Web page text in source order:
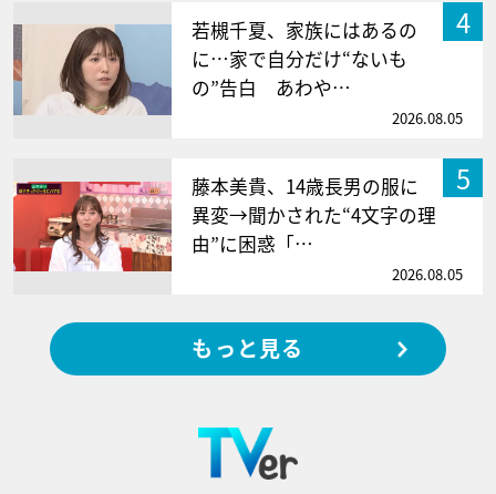
4
若槻千夏、家族にはあるの
に…家で自分だけ“ないも
の”告白 あわや…
2026.08.05
5
藤本美貴、14歳長男の服に
異変→聞かされた“4文字の理
由”に困惑「…
2026.08.05
もっと見る